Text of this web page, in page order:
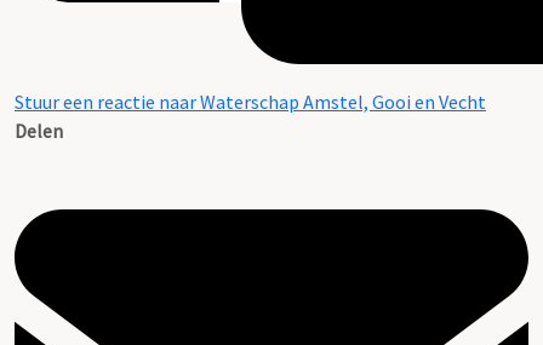
Stuur een reactie naar Waterschap Amstel, Gooi en Vecht
Delen